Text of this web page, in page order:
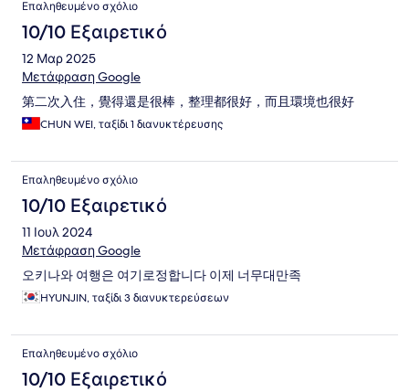
Επαληθευμένο σχόλιο
10/10 Εξαιρετικό
12 Μαρ 2025
Μετάφραση Google
第二次入住，覺得還是很棒，整理都很好，而且環境也很好
CHUN WEI, ταξίδι 1 διανυκτέρευσης
Επαληθευμένο σχόλιο
10/10 Εξαιρετικό
11 Ιουλ 2024
Μετάφραση Google
오키나와 여행은 여기로정합니다 이제 너무대만족
HYUNJIN, ταξίδι 3 διανυκτερεύσεων
Επαληθευμένο σχόλιο
10/10 Εξαιρετικό